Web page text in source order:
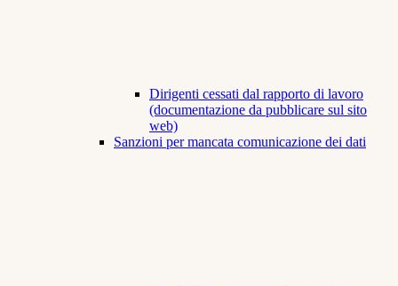
Dirigenti cessati dal rapporto di lavoro
(documentazione da pubblicare sul sito
web)
Sanzioni per mancata comunicazione dei dati